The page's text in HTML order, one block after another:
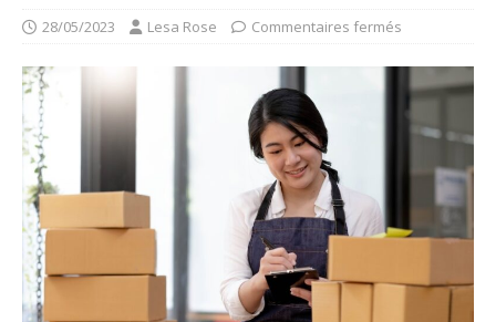
28/05/2023 Lesa Rose Commentaires fermés